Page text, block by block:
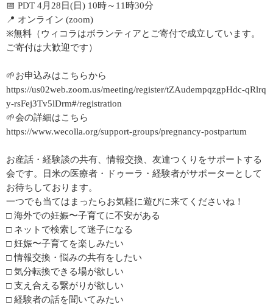
📅 PDT 4月28日(日) 10時～11時30分
📍 オンライン (zoom)
※無料（ウィコラはボランティアとご寄付で成立しています。
ご寄付は大歓迎です）
🌱お申込みはこちらから
https://us02web.zoom.us/meeting/register/tZAudempqzgpHdc-qRlrq
y-rsFej3Tv5lDrm#/registration
🌱会の詳細はこちら
https://www.wecolla.org/support-groups/pregnancy-postpartum
お産話・経験談の共有、情報交換、友達つくりをサポートする
会です。日米の医療者・ドゥーラ・経験者がサポーターとして
お待ちしております。
一つでも当てはまったらお気軽に遊びに来てくださいね！
□ 海外での妊娠〜子育てに不安がある
□ ネットで検索して迷子になる
□ 妊娠〜子育てを楽しみたい
□ 情報交換・悩みの共有をしたい
□ 気分転換できる場が欲しい
□ 支え合える繋がりが欲しい
□ 経験者の話を聞いてみたい